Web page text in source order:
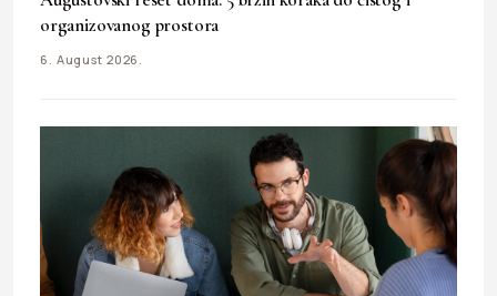
organizovanog prostora
6. August 2026.